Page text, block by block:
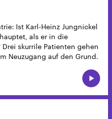
Ist Karl-Heinz Jungnickel
als er in die
skurrile Patienten gehen
Neuzugang auf den Grund.